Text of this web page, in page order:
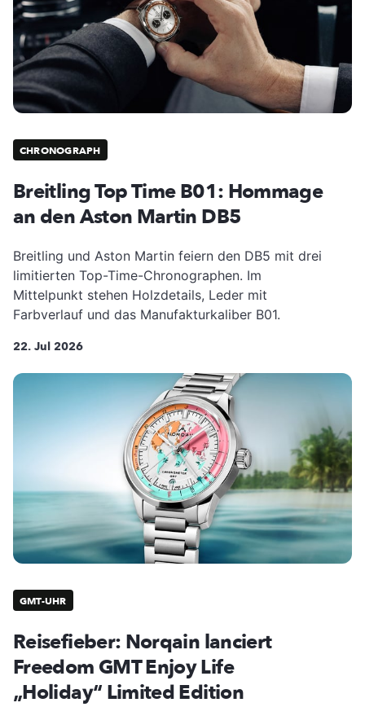
CHRONOGRAPH
Breitling Top Time B01: Hommage
an den Aston Martin DB5
Breitling und Aston Martin feiern den DB5 mit drei
limitierten Top-Time-Chronographen. Im
Mittelpunkt stehen Holzdetails, Leder mit
Farbverlauf und das Manufakturkaliber B01.
22. Jul 2026
GMT-UHR
Reisefieber: Norqain lanciert
Freedom GMT Enjoy Life
„Holiday“ Limited Edition